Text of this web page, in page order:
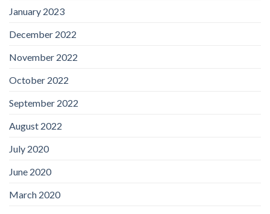
January 2023
December 2022
November 2022
October 2022
September 2022
August 2022
July 2020
June 2020
March 2020